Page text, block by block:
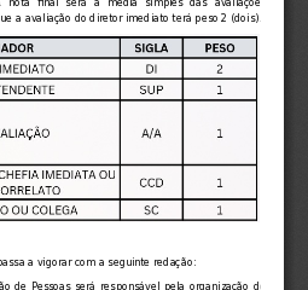
a avaliação do diretor imediato terá peso 2 (dois).
a vigorar com a seguinte redação:
de Pessoas será responsável pela organização do